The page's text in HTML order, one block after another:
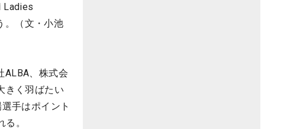
Ladies
。（文・小池
ALBA、株式会
きく羽ばたい
手はポイント
。